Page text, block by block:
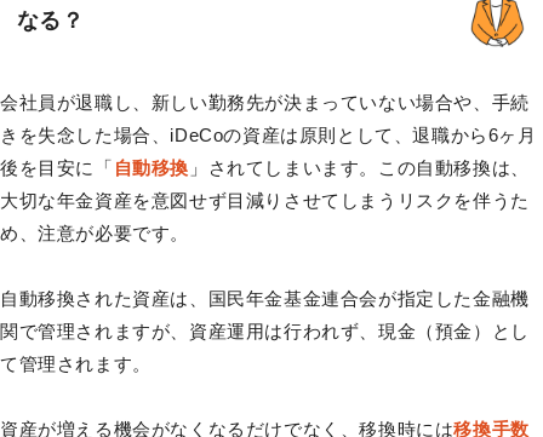
なる？
会社員が退職し、新しい勤務先が決まっていない場合や、手続
きを失念した場合、iDeCoの資産は原則として、退職から6ヶ月
後を目安に「 自動移換 」されてしまいます。この自動移換は、
大切な年金資産を意図せず目減りさせてしまうリスクを伴うた
め、注意が必要です。
自動移換された資産は、国民年金基金連合会が指定した金融機
関で管理されますが、資産運用は行われず、現金（預金）とし
て管理されます。
資産が増える機会がなくなるだけでなく、移換時には移換手数